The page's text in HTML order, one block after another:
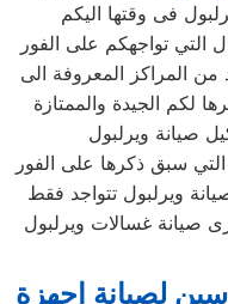
فى وقتها اليكم
التي تواجهكم على الفور
من المراكز المعروفة الى
لكم الجيدة والممتازة
صيانة ويرلبول
سبق ذكرها على الفور
ويرلبول تتواجد فقط
صيانة غسالات ويرلبول
لصيانة اجهزة